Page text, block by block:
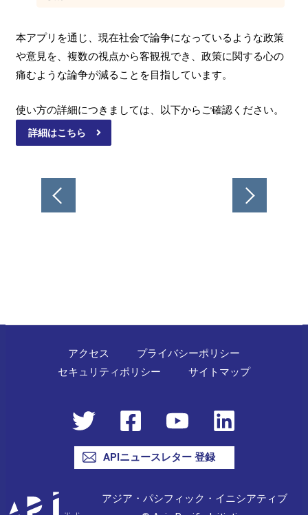
本アプリを通じ、現在社会で論争になっているような政策
や意見を、複数の視点から客観視でき、政策に関する心の
痛むような論争が減ることを目指しています。
使い方の詳細につきましては、以下からご確認ください。
詳細はこちら
アクセス
プライバシーポリシー
セキュリティポリシー
サイトマップ
APIニュースレター 登録
アジア・パシフィック・イニシアティブ